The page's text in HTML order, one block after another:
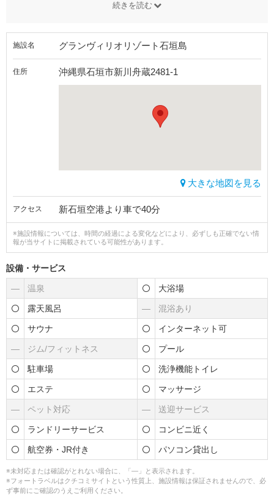
続きを読む
施設名 グランヴィリオリゾート石垣島
住所 沖縄県石垣市新川舟蔵2481-1
大きな地図を見る
アクセス 新石垣空港より車で40分
※施設情報については、時間の経過による変化などにより、必ずしも正確でない情
報が当サイトに掲載されている可能性があります。
設備・サービス
― 温泉 大浴場
露天風呂 ― 混浴あり
サウナ インターネット可
― ジム/フィットネス プール
駐車場 洗浄機能トイレ
エステ マッサージ
― ペット対応 ― 送迎サービス
ランドリーサービス コンビニ近く
航空券・JR付き パソコン貸出し
※未対応または確認がとれない場合に、「―」と表示されます。
※フォートラベルはクチコミサイトという性質上、施設情報は保証されませんので、必
ず事前にご確認のうえご利用ください。